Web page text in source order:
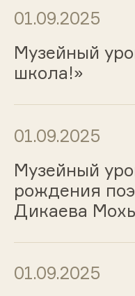
01.09.2025
Музейный
школа!»
01.09.2025
Музейный
рождения
Дикаева
01.09.2025